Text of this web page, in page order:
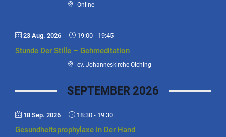
Online
23 Aug. 2026 19:00 - 19:45
Stunde Der Stille – Gehmeditation
ev. Johanneskirche Olching
SEPTEMBER 2026
18 Sep. 2026 18:30 - 19:30
Gesundheitsprophylaxe In Der Hand